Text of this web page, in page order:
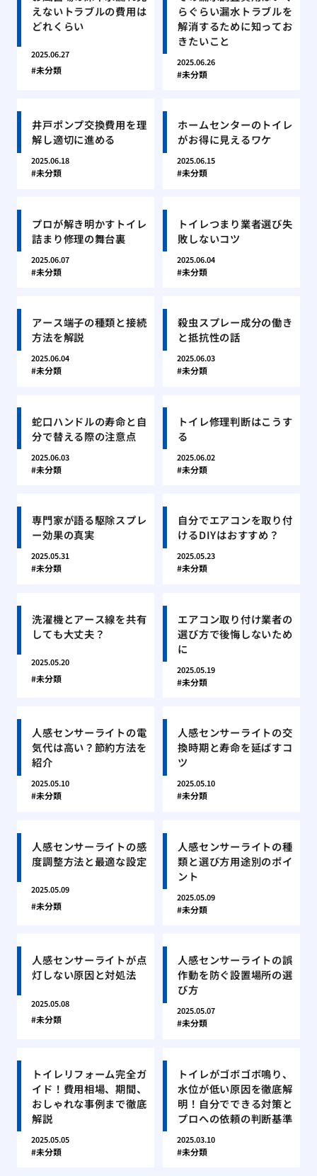
えないトラブルの費用は
どれくらい
2025.06.27
未分類
らぐらい漏水トラブルを
解消するために知ってお
きたいこと
2025.06.26
未分類
井戸ポンプ交換費用を理
解し適切に進める
2025.06.18
未分類
ホームセンターのトイレ
がお得に見えるワケ
2025.06.15
未分類
プロが解き明かすトイレ
詰まり修理の舞台裏
2025.06.07
未分類
トイレつまり業者選び失
敗しないコツ
2025.06.04
未分類
アース端子の種類と接続
方法を解説
2025.06.04
未分類
殺虫スプレー成分の働き
と抵抗性の話
2025.06.03
未分類
蛇口ハンドルの寿命と自
分で替える際の注意点
2025.06.03
未分類
トイレ修理判断はこうす
る
2025.06.02
未分類
専門家が語る駆除スプレ
ー効果の真実
2025.05.31
未分類
自分でエアコンを取り付
けるDIYはおすすめ？
2025.05.23
未分類
洗濯機とアース線を共有
しても大丈夫？
2025.05.20
未分類
エアコン取り付け業者の
選び方で後悔しないため
に
2025.05.19
未分類
人感センサーライトの電
気代は高い？節約方法を
紹介
2025.05.10
未分類
人感センサーライトの交
換時期と寿命を延ばすコ
ツ
2025.05.10
未分類
人感センサーライトの感
度調整方法と最適な設定
2025.05.09
未分類
人感センサーライトの種
類と選び方用途別のポイ
ント
2025.05.09
未分類
人感センサーライトが点
灯しない原因と対処法
2025.05.08
未分類
人感センサーライトの誤
作動を防ぐ設置場所の選
び方
2025.05.07
未分類
トイレリフォーム完全ガ
イド！費用相場、期間、
おしゃれな事例まで徹底
解説
2025.05.05
未分類
トイレがゴボゴボ鳴り、
水位が低い原因を徹底解
明！自分でできる対策と
プロへの依頼の判断基準
2025.03.10
未分類